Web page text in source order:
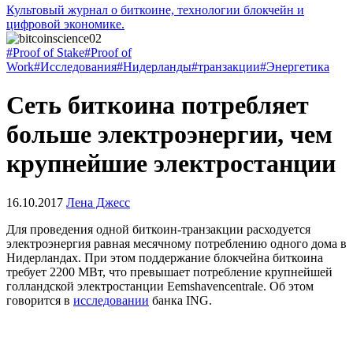
Культовый журнал о биткоине, технологии блокчейн и
цифровой экономике.
#Proof of Stake#Proof of
Work#Исследования#Нидерланды#транзакции#Энергетика
Сеть биткоина потребляет
больше электроэнергии, чем
крупнейшие электростанции
16.10.2017 Лена Джесс
Для проведения одной биткоин-транзакции расходуется
электроэнергия равная месячному потреблению одного дома в
Нидерландах. При этом поддержание блокчейна биткоина
требует 2200 МВт, что превышает потребление крупнейшей
голландской электростанции Eemshavencentrale. Об этом
говорится в исследовании банка ING.